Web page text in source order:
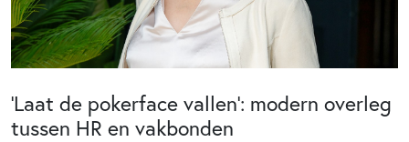
‘Laat de pokerface vallen’: modern overleg
tussen HR en vakbonden